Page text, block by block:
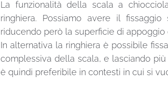
La funzionalità della scala a
ringhiera. Possiamo avere il
riducendo però la superficie di
In alternativa la ringhiera è possibile
complessiva della scala, e lasciando
è quindi preferibile in contesti in cui si